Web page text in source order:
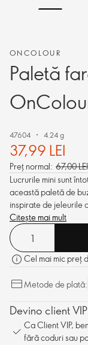
ONCOLOUR
Paletă
47604 4.24 g
37,99 LEI
Preț normal: 67,00 LEI
Lucrurile mini sunt
această paletă de
inspirate de jeleurile
Citește mai mult
Cel mai mic preț
Metode de plată:
Devino client
Ca Client VIP,
fără coduri sau